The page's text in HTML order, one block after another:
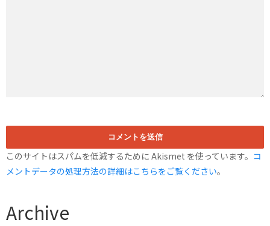
このサイトはスパムを低減するために Akismet を使っています。 コ
メントデータの処理方法の詳細はこちらをご覧ください。
Archive